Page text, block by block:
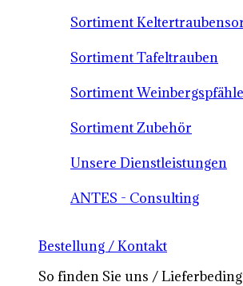
Sortiment
Sortiment Tafeltrauben
Sortiment Weinbergspfähle
Sortiment Zubehör
Unsere Dienstleistungen
ANTES - Consulting
Bestellung / Kontakt
So finden Sie uns /